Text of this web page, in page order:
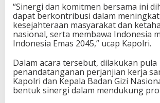
“Sinergi dan komitmen bersama ini
dapat berkontribusi dalam
kesejahteraan masyarakat dan
nasional, serta membawa Indonesia
Indonesia Emas 2045,” ucap Kapolri.
Dalam acara tersebut, dilakukan pula
penandatanganan perjanjian kerja
Kapolri dan Kepala Badan Gizi
bentuk sinergi dalam mendukung